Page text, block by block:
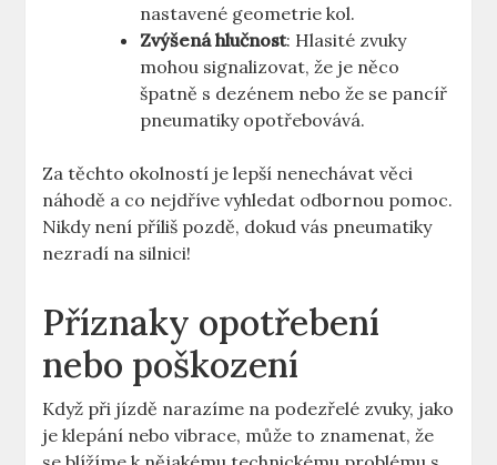
nastavené geometrie kol.
Zvýšená hlučnost: Hlasité zvuky
mohou signalizovat, že je něco
špatně s dezénem nebo že se pancíř
pneumatiky opotřebovává.
Za těchto okolností je lepší nenechávat věci
náhodě a co nejdříve vyhledat odbornou pomoc.
Nikdy není příliš pozdě, dokud vás pneumatiky
nezradí na silnici!
Příznaky opotřebení
nebo poškození
Když při jízdě narazíme na podezřelé zvuky, jako
je klepání nebo vibrace, může to znamenat, že